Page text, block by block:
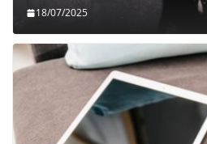
18/07/2025